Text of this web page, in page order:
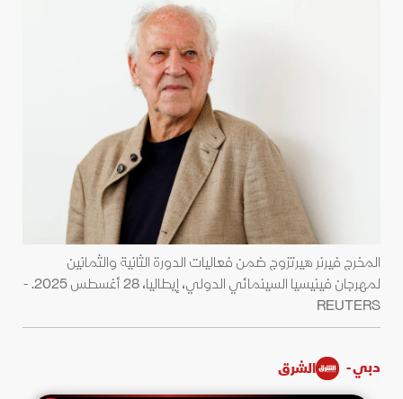
المخرج فيرنر هيرتزوج ضمن فعاليات الدورة الثانية والثمانين
لمهرجان فينيسيا السينمائي الدولي، إيطاليا، 28 أغسطس 2025. -
REUTERS
دبي - الشرق